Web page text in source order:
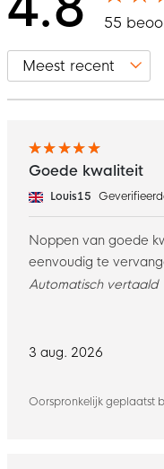
55
3 aug. 2026
Oorspronkelijk geplaatst
Goede kwaliteit
Louis15
Noppen van goede
eenvoudig te
Automatisch vertaald